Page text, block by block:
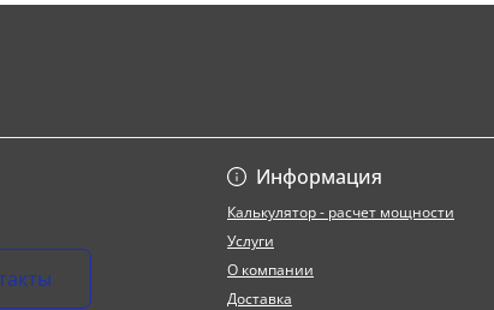
Информация
Калькулятор - расчет мощности
Услуги
О компании
Доставка